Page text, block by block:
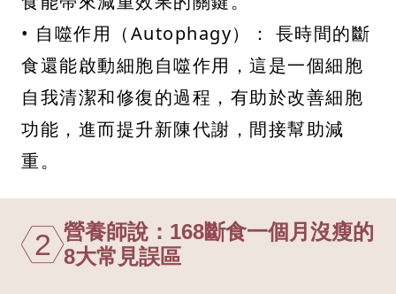
• 自噬作用（Autophagy）： 長時間的斷
食還能啟動細胞自噬作用，這是一個細胞
自我清潔和修復的過程，有助於改善細胞
功能，進而提升新陳代謝，間接幫助減
重。
2 營養師說：168斷食一個月沒瘦的
8大常見誤區